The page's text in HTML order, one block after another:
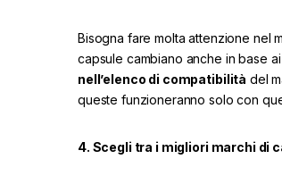
Bisogna fare molta attenzione nel
capsule cambiano anche in base
nell’elenco di compatibilità del
queste funzioneranno solo con
4. Scegli tra i migliori marchi di